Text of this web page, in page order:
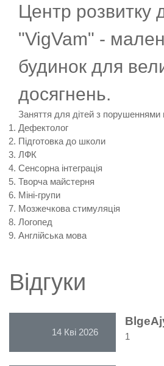
Центр розвитку
"VigVam" -
будинок для
досягнень.
Заняття для дітей з порушеннями
Дефектолог
Підготовка до школи
ЛФК
Сенсорна інтеграція
Творча майстерня
Міні-групи
Мозжечкова стимуляція
Логопед
Англійська мова
Відгуки
14 Кві 2026 1